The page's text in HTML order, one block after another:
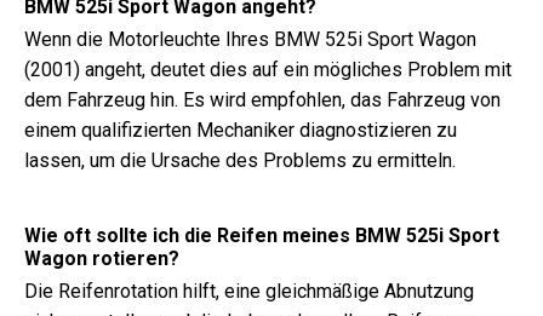
BMW 525i Sport Wagon angeht?
Wenn die Motorleuchte Ihres BMW 525i Sport Wagon
(2001) angeht, deutet dies auf ein mögliches Problem mit
dem Fahrzeug hin. Es wird empfohlen, das Fahrzeug von
einem qualifizierten Mechaniker diagnostizieren zu
lassen, um die Ursache des Problems zu ermitteln.
Wie oft sollte ich die Reifen meines BMW 525i Sport
Wagon rotieren?
Die Reifenrotation hilft, eine gleichmäßige Abnutzung